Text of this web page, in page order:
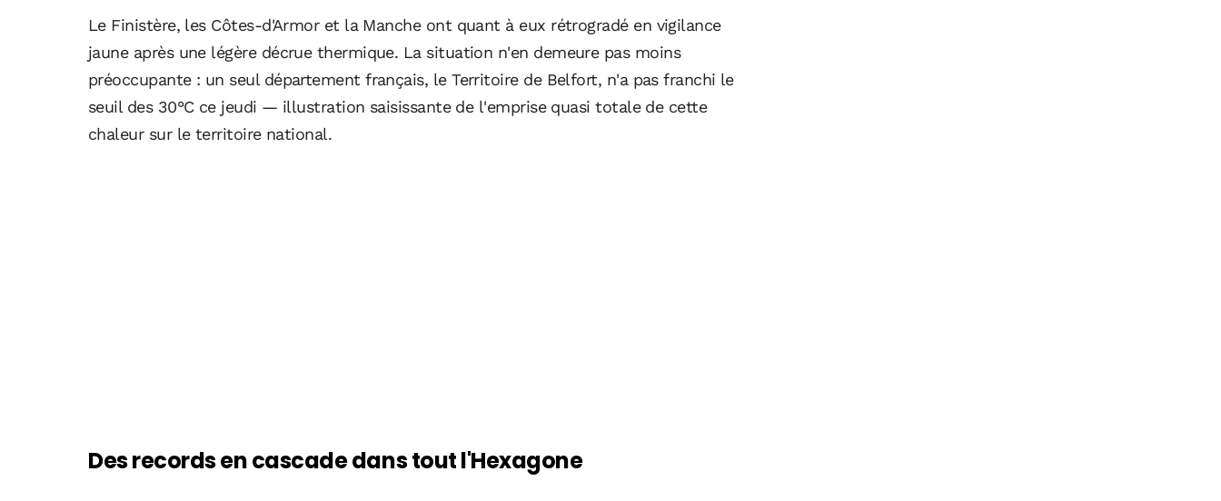
Le Finistère, les Côtes-d'Armor et la Manche ont quant à eux rétrogradé en vigilance
jaune après une légère décrue thermique. La situation n'en demeure pas moins
préoccupante : un seul département français, le Territoire de Belfort, n'a pas franchi le
seuil des 30°C ce jeudi — illustration saisissante de l'emprise quasi totale de cette
chaleur sur le territoire national.
Des records en cascade dans tout l'Hexagone